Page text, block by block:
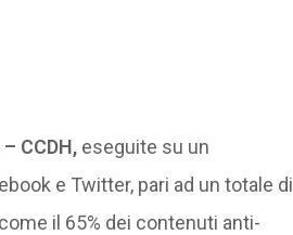
CCDH,eseguite su un
e Twitter, pari ad un totale di
il 65% dei contenuti anti-